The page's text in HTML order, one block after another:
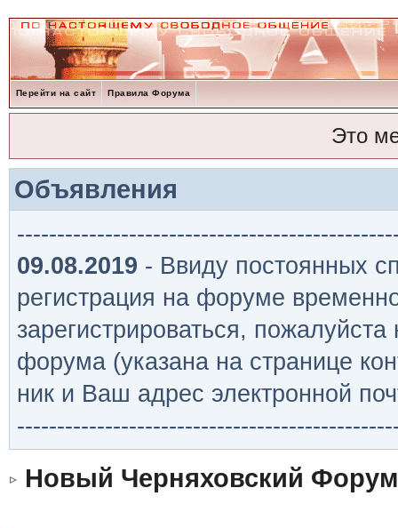
Перейти на сайт Правила Форума
Это
Объявления
09.08.2019 - Ввиду постоянных
регистрация на форуме
зарегистрироваться,
форума (указана на странице
ник и Ваш адрес электронной
Новый Черняховский Форум